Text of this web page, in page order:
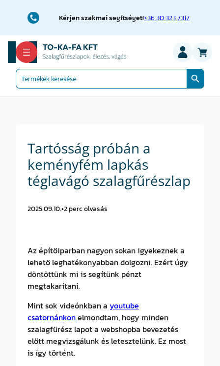
Kérjen szakmai segítséget!+36 30 323 7317
Search
for:
Search Button
Tartósság próbán a
keményfém lapkás
téglavágó szalagfűrészlap
2025.09.10.•2 perc olvasás
Az építőiparban nagyon sokan igyekeznek a
lehető leghatékonyabban dolgozni. Ezért úgy
döntöttünk mi is segítünk pénzt
megtakarítani.
Mint sok videónkban a youtube
csatornánkonelmondtam, hogy minden
szalagfűrész lapot a webshopba bevezetés
előtt megvizsgálunk és letesztelünk. Ez most
is így történt.